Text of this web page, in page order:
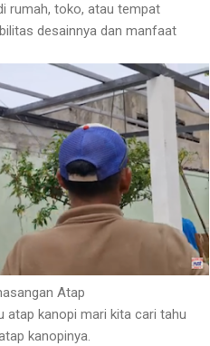
rumah, toko, atau tempat
desainnya dan manfaat
Atap
atap kanopi mari kita cari tahu
kanopinya.